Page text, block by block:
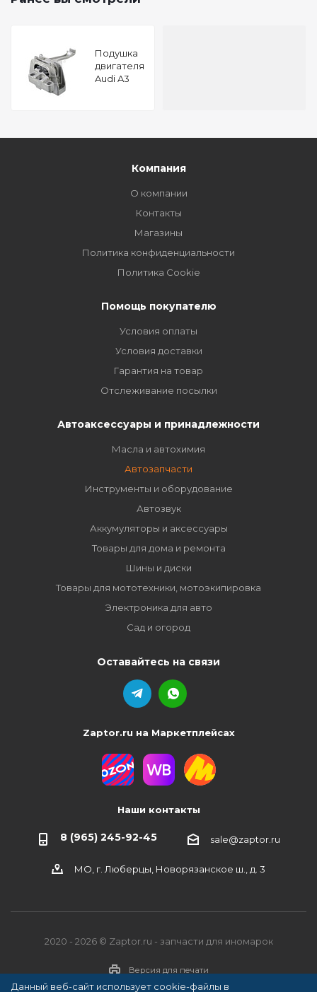
Подушкa
двигателя
Audi A3
Компания
О компании
Контакты
Магазины
Политика конфиденциальности
Политика Cookie
Помощь покупателю
Условия оплаты
Условия доставки
Гарантия на товар
Отслеживание посылки
Автоаксессуары и принадлежности
Масла и автохимия
Автозапчасти
Инструменты и оборудование
Автозвук
Аккумуляторы и аксессуары
Товары для дома и ремонта
Шины и диски
Товары для мототехники, мотоэкипировка
Электроника для авто
Сад и огород
Оставайтесь на связи
Zaptor.ru на Маркетплейсах
Наши контакты
8 (965) 245-92-45 sale@zaptor.ru
МО, г. Люберцы, Новорязанское ш., д. 3
2020 - 2026 © Zaptor.ru - запчасти для иномарок
Версия для печати
Данный веб-сайт использует cookie-файлы в